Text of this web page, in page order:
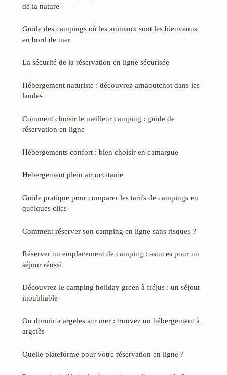
de la nature
Guide des campings où les animaux sont les bienvenus
en bord de mer
La sécurité de la réservation en ligne sécurisée
Hébergement naturiste : découvrez arnaoutchot dans les
landes
Comment choisir le meilleur camping : guide de
réservation en ligne
Hébergements confort : bien choisir en camargue
Hebergement plein air occitanie
Guide pratique pour comparer les tarifs de campings en
quelques clics
Comment réserver son camping en ligne sans risques ?
Réserver un emplacement de camping : astuces pour un
séjour réussi
Découvrez le camping holiday green à fréjus : un séjour
inoubliable
Ou dormir a argeles sur mer : trouvez un hébergement à
argelès
Quelle plateforme pour votre réservation en ligne ?